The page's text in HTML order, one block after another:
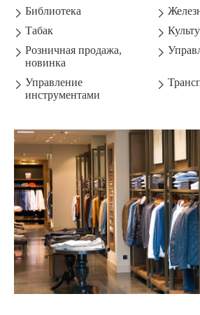
 Библиотека 
 Табак 
 Розничная продажа,
новинка

 Управление
инструментами
